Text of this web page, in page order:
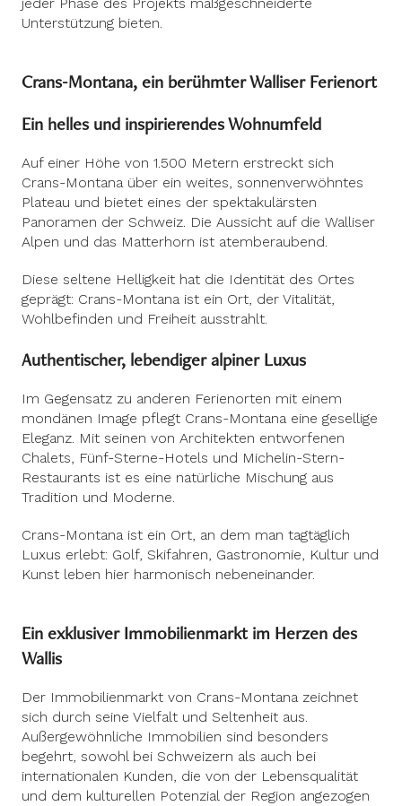
Unterstützung bieten.
Crans-Montana, ein berühmter Walliser Ferienort
Ein helles und inspirierendes Wohnumfeld
Auf einer Höhe von 1.500 Metern erstreckt sich
Crans-Montana über ein weites, sonnenverwöhntes
Plateau und bietet eines der spektakulärsten
Panoramen der Schweiz. Die Aussicht auf die Walliser
Alpen und das Matterhorn ist atemberaubend.
Diese seltene Helligkeit hat die Identität des Ortes
geprägt: Crans-Montana ist ein Ort, der Vitalität,
Wohlbefinden und Freiheit ausstrahlt.
Authentischer, lebendiger alpiner Luxus
Im Gegensatz zu anderen Ferienorten mit einem
mondänen Image pflegt Crans-Montana eine gesellige
Eleganz. Mit seinen von Architekten entworfenen
Chalets, Fünf-Sterne-Hotels und Michelin-Stern-
Restaurants ist es eine natürliche Mischung aus
Tradition und Moderne.
Crans-Montana ist ein Ort, an dem man tagtäglich
Luxus erlebt: Golf, Skifahren, Gastronomie, Kultur und
Kunst leben hier harmonisch nebeneinander.
Ein exklusiver Immobilienmarkt im Herzen des
Wallis
Der Immobilienmarkt von Crans-Montana zeichnet
sich durch seine Vielfalt und Seltenheit aus.
Außergewöhnliche Immobilien sind besonders
begehrt, sowohl bei Schweizern als auch bei
internationalen Kunden, die von der Lebensqualität
und dem kulturellen Potenzial der Region angezogen